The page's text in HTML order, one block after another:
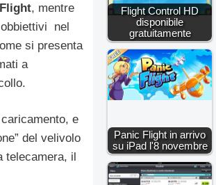
, mentre
nel
si presenta
a
e
del velivolo
telecamera, il
Flight Control HD
disponibile
gratuitamente
Panic Flight in arrivo
su iPad l'8 novembre